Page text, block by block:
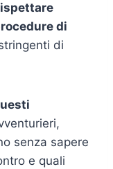
di
di
senza sapere
e quali